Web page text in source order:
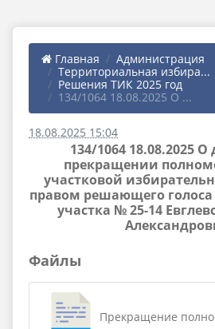
Главная
Администрация
Территориальная избира...
Решения ТИК 2025 год
134/1064 18.08.2025 О ...
18.08.2025 15:04
134/1064 18.08.2025
прекращении
участковой
правом решающего голоса
участка № 25-14
Файлы
Прекращение